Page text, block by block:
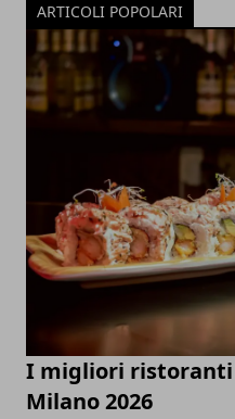
ARTICOLI POPOLARI
I migliori ristoranti
Milano 2026